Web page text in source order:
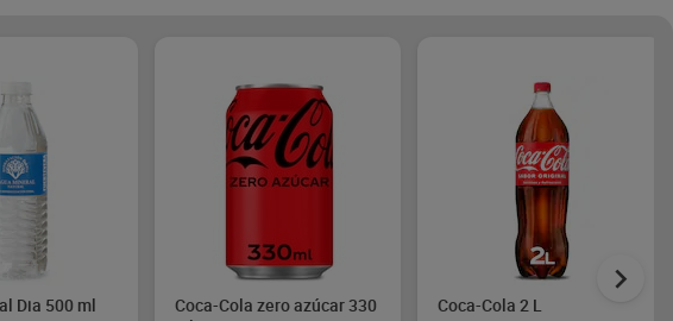
Dia 500 ml
Coca-Cola zero azúcar 330
Coca-Cola 2 L